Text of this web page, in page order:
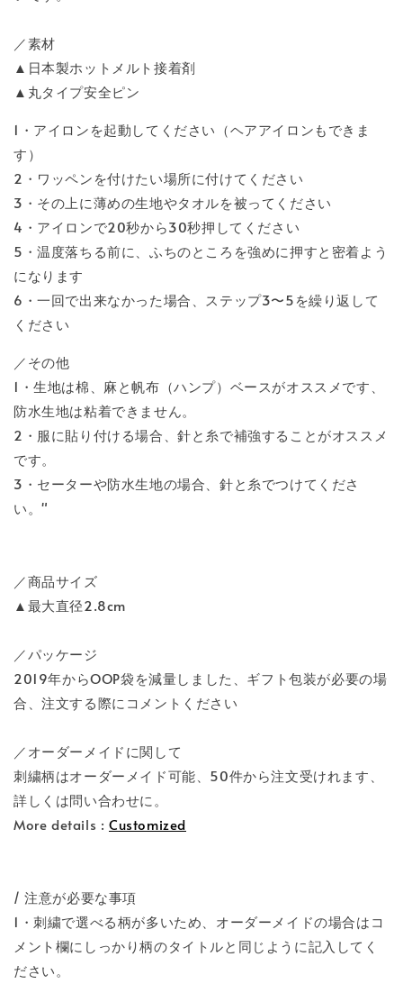
／素材
▲日本製ホットメルト接着剤
▲丸タイプ安全ピン
1・アイロンを起動してください（ヘアアイロンもできま
す）
2・ワッペンを付けたい場所に付けてください
3・その上に薄めの生地やタオルを被ってください
4・アイロンで20秒から30秒押してください
5・温度落ちる前に、ふちのところを強めに押すと密着よう
になります
6・一回で出来なかった場合、ステップ3〜5を繰り返して
ください
／その他
1・生地は棉、麻と帆布（ハンプ）ベースがオススメです、
防水生地は粘着できません。
2・服に貼り付ける場合、針と糸で補強することがオススメ
です。
3・セーターや防水生地の場合、針と糸でつけてくださ
い。"
／商品サイズ
▲最大直径2.8cm
／パッケージ
2019年からOOP袋を減量しました、ギフト包装が必要の場
合、注文する際にコメントください
／オーダーメイドに関して
刺繍柄はオーダーメイド可能、50件から注文受けれます、
詳しくは問い合わせに。
More details : Customized
/ 注意が必要な事項
1・刺繍で選べる柄が多いため、オーダーメイドの場合はコ
メント欄にしっかり柄のタイトルと同じように記入してく
ださい。